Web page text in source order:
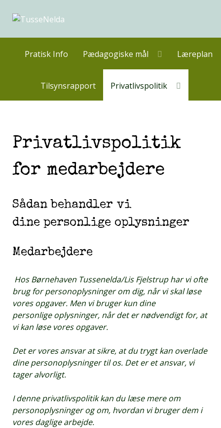
Pratisk Info Pædagogiske mål Læreplan
Tilsynsrapport Privatlivspolitik
Privatlivspolitik
for medarbejdere
Sådan behandler vi
dine personlige oplysninger
Medarbejdere
Hos Børnehaven Tussenelda/Lis Fjelstrup har vi ofte
brug for personoplysninger om dig, når vi skal løse
vores opgaver. Men vi bruger kun dine
personlige oplysninger, når det er nødvendigt for, at
vi kan løse vores opgaver.
Det er vores ansvar at sikre, at du trygt kan overlade
dine personoplysninger til os. Det er et ansvar, vi
tager alvorligt.
I denne privatlivspolitik kan du læse mere om
personoplysninger og om, hvordan vi bruger dem i
vores daglige arbejde.